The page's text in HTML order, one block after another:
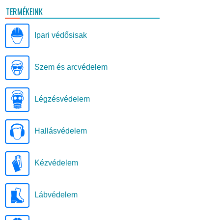
TERMÉKEINK
Ipari védősisak
Szem és arcvédelem
Légzésvédelem
Hallásvédelem
Kézvédelem
Lábvédelem